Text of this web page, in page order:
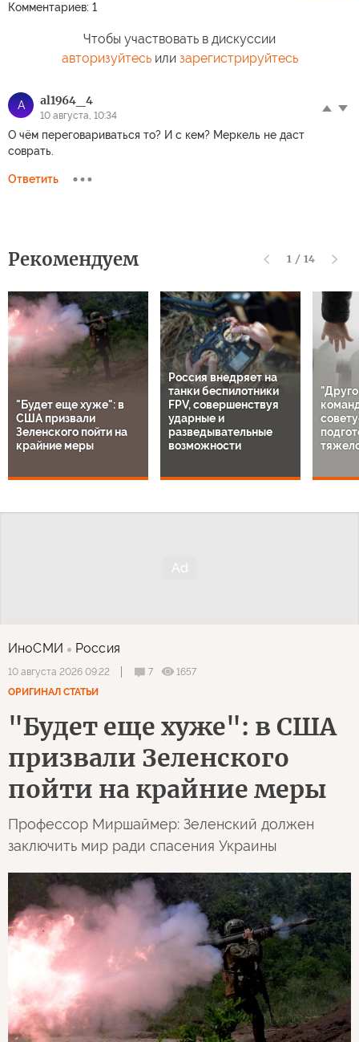
Комментариев: 1
Чтобы участвовать в дискуссии
авторизуйтесьили зарегистрируйтесь
A al1964_4
10 августа, 10:34
О чём переговариваться то? И с кем? Меркель не даст
соврать.
Ответить
Рекомендуем 1 / 14
"Будет еще хуже": в
США призвали
Зеленского пойти на
крайние меры
Россия внедряет на
танки беспилотники
FPV, совершенствуя
ударные и
разведывательные
возможности
ИноСМИ Россия
10 августа 2026 09:22 7
1657
ОРИГИНАЛ СТАТЬИ
"Будет еще хуже": в США
призвали Зеленского
пойти на крайние меры
Профессор Миршаймер: Зеленский должен
заключить мир ради спасения Украины